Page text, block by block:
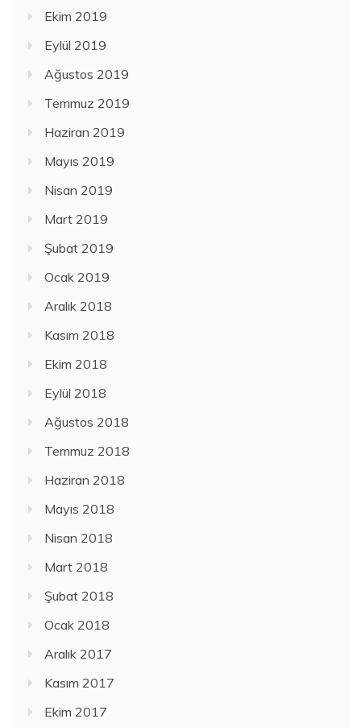
Ekim 2019
Eylül 2019
Ağustos 2019
Temmuz 2019
Haziran 2019
Mayıs 2019
Nisan 2019
Mart 2019
Şubat 2019
Ocak 2019
Aralık 2018
Kasım 2018
Ekim 2018
Eylül 2018
Ağustos 2018
Temmuz 2018
Haziran 2018
Mayıs 2018
Nisan 2018
Mart 2018
Şubat 2018
Ocak 2018
Aralık 2017
Kasım 2017
Ekim 2017